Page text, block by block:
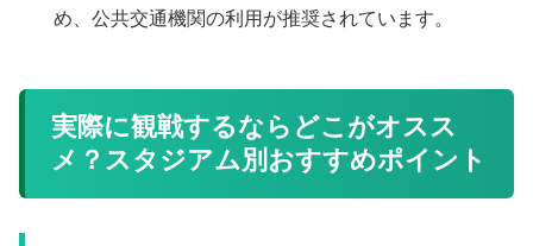
め、公共交通機関の利用が推奨されています。
実際に観戦するならどこがオスス
メ？スタジアム別おすすめポイント